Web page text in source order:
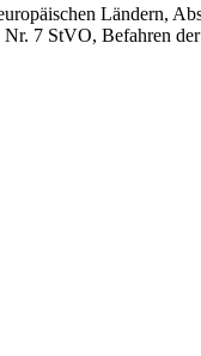
Ländern,
7 StVO, Befahren